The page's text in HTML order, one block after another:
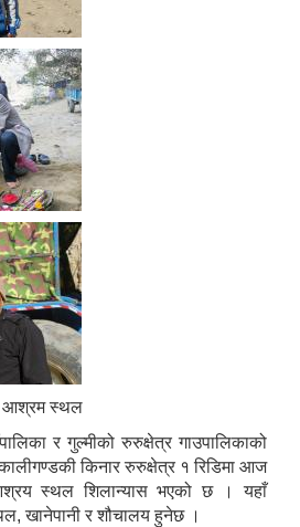
आश्रम स्थल
र गुल्मीको रुरुक्षेत्र गाउपालिकाको
कालीगण्डकी किनार रुरुक्षेत्र १ रिडिमा आज
स्थल शिलान्यास भएको छ । यहाँ
खानेपानी र शौचालय हुनेछ ।